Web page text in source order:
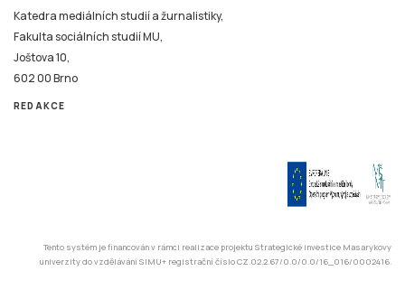
Katedra mediálních studií a žurnalistiky,
Fakulta sociálních studií MU,
Joštova 10,
602 00 Brno
REDAKCE
Tento systém je financován v rámci realizace projektu Strategické investice Masarykovy
univerzity do vzdělávání SIMU+ registrační číslo CZ.02.2.67/0.0/0.0/16_016/0002416.